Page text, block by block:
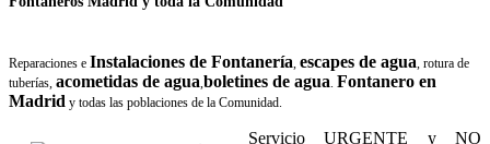
Reparaciones e Instalaciones de Fontanería escapes de agua , rotura de
tuberías, acometidas de agua boletines de agua Fontanero en
Madrid y todas las poblaciones de la Comunidad.
Servicio URGENTE y NO